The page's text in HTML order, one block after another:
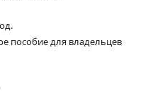
пособие для владельцев